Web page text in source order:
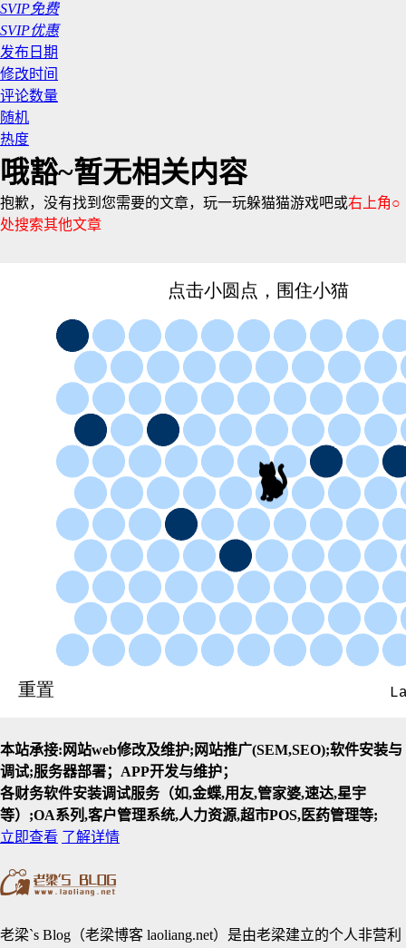
SVIP免费
SVIP优惠
发布日期
修改时间
评论数量
随机
热度
哦豁~暂无相关内容
抱歉，没有找到您需要的文章，玩一玩躲猫猫游戏吧或右上角○
处搜索其他文章
本站承接:网站web修改及维护;网站推广(SEM,SEO);软件安装与
调试;服务器部署；APP开发与维护；
各财务软件安装调试服务（如,金蝶,用友,管家婆,速达,星宇
等）;OA系列,客户管理系统,人力资源,超市POS,医药管理等;
立即查看 了解详情
老梁`s Blog（老梁博客 laoliang.net）是由老梁建立的个人非营利